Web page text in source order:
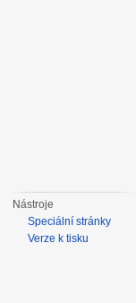
Nástroje
Speciální stránky
Verze k tisku